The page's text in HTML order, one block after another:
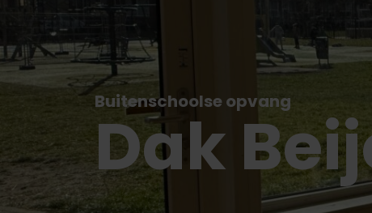
Buitenschoolse opvang
Dak